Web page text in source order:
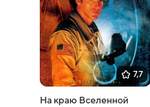
7,7
На краю Вселенной